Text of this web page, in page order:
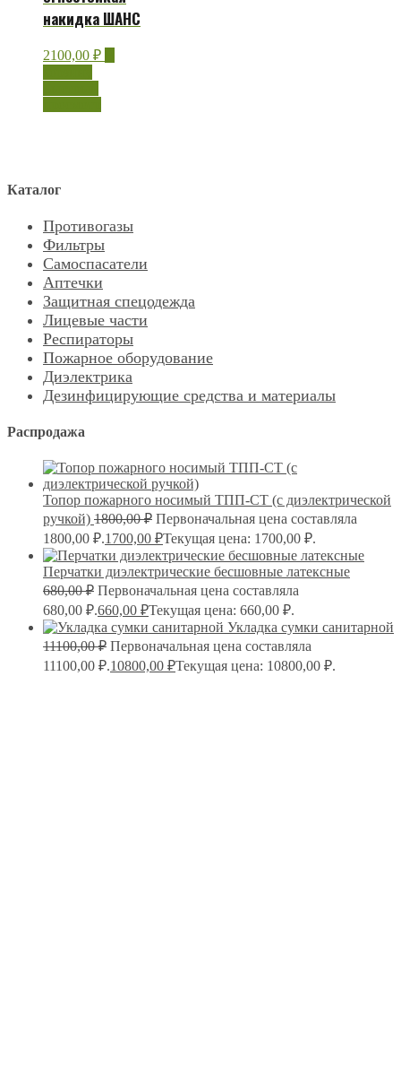
накидка ШАНС
2100,00 ₽
Каталог
Противогазы
Фильтры
Самоспасатели
Аптечки
Защитная спецодежда
Лицевые части
Респираторы
Пожарное оборудование
Диэлектрика
Дезинфицирующие средства и материалы
Распродажа
Топор пожарного носимый ТПП-СТ (с диэлектрической
ручкой) 1800,00₽ Первоначальная цена составляла
1800,00 ₽.1700,00 ₽Текущая цена: 1700,00 ₽.
Перчатки диэлектрические бесшовные латексные
680,00₽ Первоначальная цена составляла
680,00 ₽.660,00 ₽Текущая цена: 660,00 ₽.
Укладка сумки санитарной
11100,00₽ Первоначальная цена составляла
11100,00 ₽.10800,00 ₽Текущая цена: 10800,00 ₽.